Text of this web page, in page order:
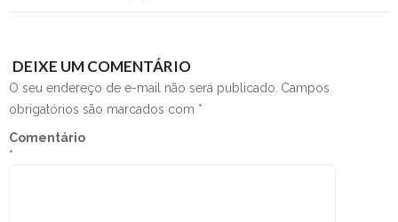
DEIXE UM COMENTÁRIO
O seu endereço de e-mail não será publicado. Campos
obrigatórios são marcados com *
Comentário
*